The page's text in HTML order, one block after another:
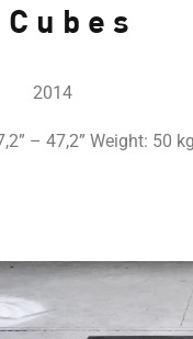
2014
– 47,2” Weight: 50